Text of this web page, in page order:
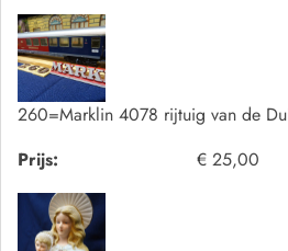
260=Marklin 4078 rijtuig van de
Prijs:
€ 25,00